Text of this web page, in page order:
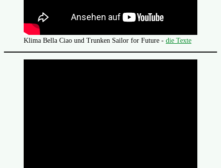
Klima Bella Ciao und Trunken Sailor for Future - die Texte